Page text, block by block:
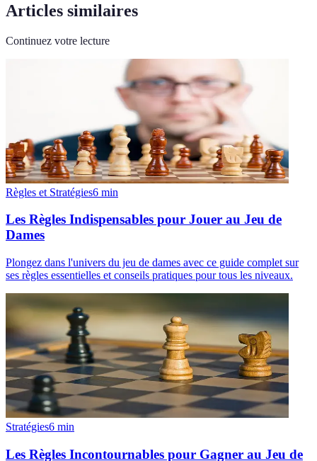
Articles similaires
Continuez votre lecture
Règles et Stratégies6 min
Les Règles Indispensables pour Jouer au Jeu de
Dames
Plongez dans l'univers du jeu de dames avec ce guide complet sur
ses règles essentielles et conseils pratiques pour tous les niveaux.
Stratégies6 min
Les Règles Incontournables pour Gagner au Jeu de